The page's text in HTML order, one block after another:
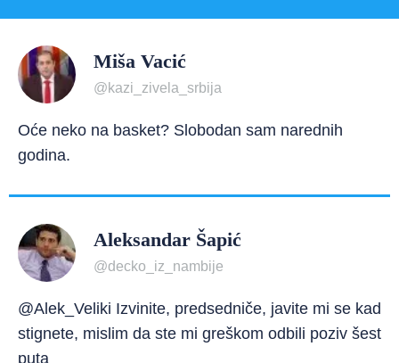
Miša Vacić
@kazi_zivela_srbija
Oće neko na basket? Slobodan sam narednih
godina.
Aleksandar Šapić
@decko_iz_nambije
@Alek_Veliki Izvinite, predsedniče, javite mi se kad
stignete, mislim da ste mi greškom odbili poziv šest
puta